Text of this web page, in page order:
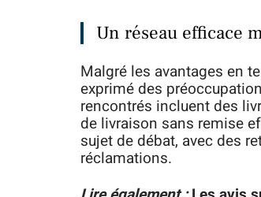
Un réseau efficace
Malgré les avantages en
exprimé des
rencontrés incluent des
de livraison sans remise
sujet de débat, avec des
réclamations.